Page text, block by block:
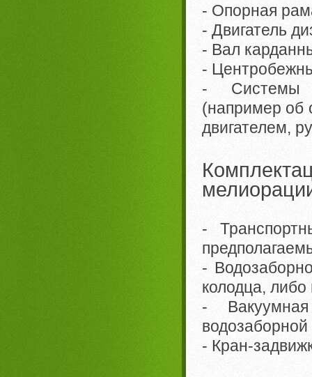
- Опорная
- Двигатель
- Вал
-
- Системы
(например об
двигателем,
-
-
колодца,
-
- Кран-